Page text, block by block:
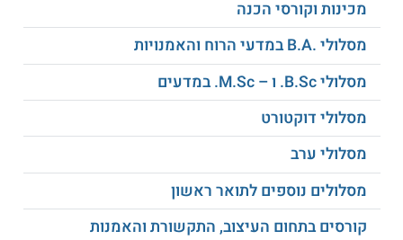
משך הלימודים ותנאי הקבלה לתואר שני בסטטיסטיקה
משך הלימודים ותנאי הקבלה לתואר שני בחוג לסטטיסטיקה
משתנים בהתאם למגמות הלימוד הנבחרות.
קיראו עוד על:
קראו גם עלתנאי קבלה לסטטיסטיקה
סיום הלימודים ואפשרויות תעסוקה
מכינות וקורסי הכנה
מסלולי .B.A במדעי הרוח והאמנויות
מסלולי B.Sc. ו – M.Sc. במדעים
מסלולי דוקטורט
מסלולי ערב
מסלולים נוספים לתואר ראשון
קורסים בתחום העיצוב, התקשורת והאמנות